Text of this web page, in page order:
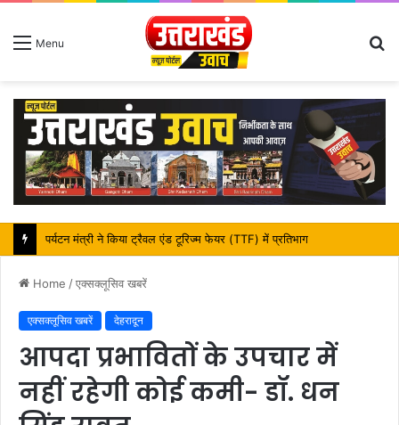
Menu
पर्यटन मंत्री ने किया ट्रैवल एंड टूरिज्म फेयर (TTF) में प्रतिभाग
Home /एक्सक्लूसिव खबरें
एक्सक्लूसिव खबरें देहरादून
आपदा प्रभावितों के उपचार में
नहीं रहेगी कोई कमी- डॉ. धन